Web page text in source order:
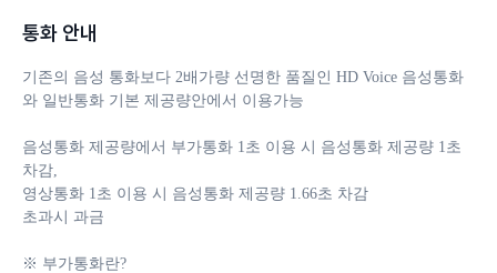
통화 안내
기존의 음성 통화보다 2배가량 선명한 품질인 HD Voice 음성통화
와 일반통화 기본 제공량안에서 이용가능
음성통화 제공량에서 부가통화 1초 이용 시 음성통화 제공량 1초
차감,
영상통화 1초 이용 시 음성통화 제공량 1.66초 차감
초과시 과금
※ 부가통화란?